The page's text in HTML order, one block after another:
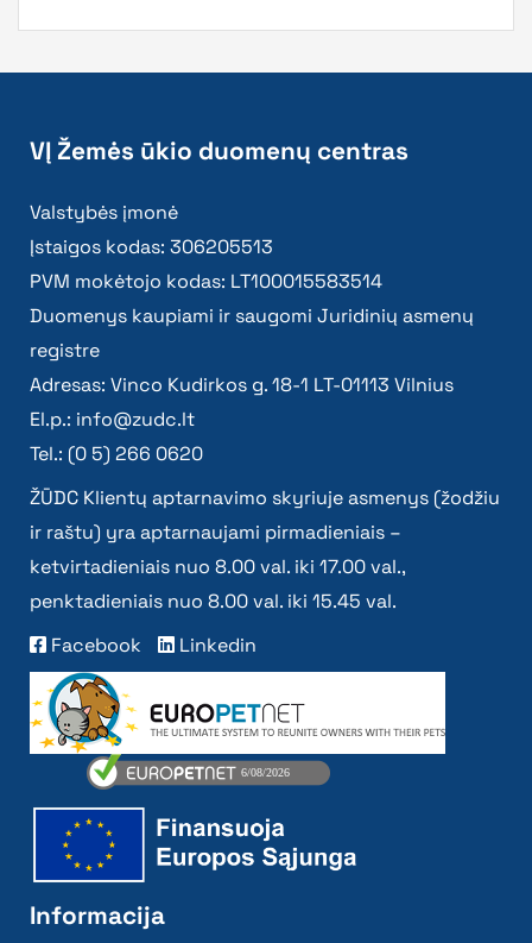
VĮ Žemės ūkio duomenų centras
Valstybės įmonė
Įstaigos kodas: 306205513
PVM mokėtojo kodas: LT100015583514
Duomenys kaupiami ir saugomi Juridinių asmenų
registre
Adresas: Vinco Kudirkos g. 18-1 LT-01113 Vilnius
El.p.: info@zudc.lt
Tel.: (0 5) 266 0620
ŽŪDC Klientų aptarnavimo skyriuje asmenys (žodžiu
ir raštu) yra aptarnaujami pirmadieniais –
ketvirtadieniais nuo 8.00 val. iki 17.00 val.,
penktadieniais nuo 8.00 val. iki 15.45 val.
Facebook
Linkedin
Informacija